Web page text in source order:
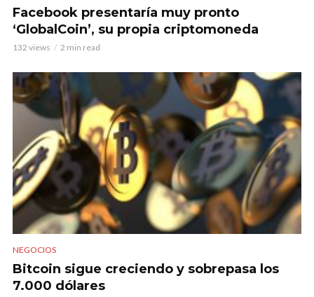
Facebook presentaría muy pronto
‘GlobalCoin’, su propia criptomoneda
132 views 2 min read
NEGOCIOS
Bitcoin sigue creciendo y sobrepasa los
7.000 dólares